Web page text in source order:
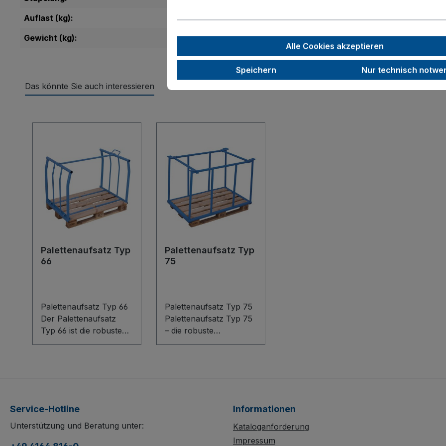
Auflast (kg):
500
Gewicht (kg):
31,0
Das könnte Sie auch interessieren
Palettenaufsatz Typ
66
Palettenaufsatz Typ 66
Der Palettenaufsatz
Typ 66 ist die robuste
Lösung für geordnete
aus Stahl passt perfekt
stapelbar (nicht
verfahrbar im Stapel).
Palettenaufsatz Typ
75
Palettenaufsatz Typ 75
Palettenaufsatz Typ 75
– die robuste
Schweißkonstruktion
Passend für Euro- oder
verfahrbar) und verfügt
über Längsseiten mit je
Service-Hotline
Unterstützung und Beratung unter:
Informationen
Kataloganforderung
Impressum
Alle Cookies akzeptieren
Speichern Nur technisch